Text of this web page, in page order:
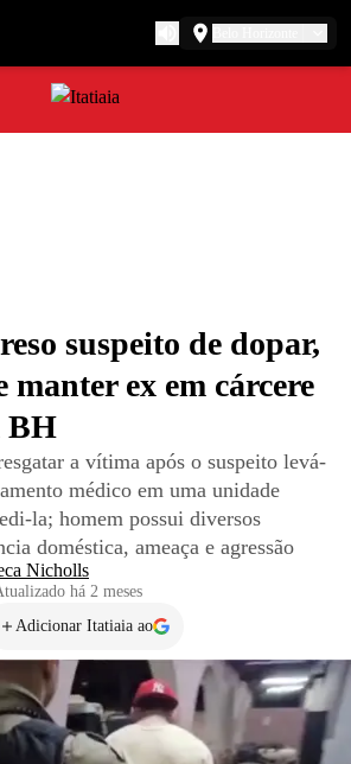
suspeito de dopar,
manter ex em cárcere
BH
a vítima após o suspeito levá-
médico em uma unidade
la; homem possui diversos
doméstica, ameaça e agressão
Nicholls
há 2 meses
Adicionar Itatiaia ao